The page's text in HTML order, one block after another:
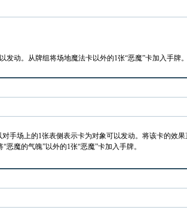
动。从牌组将场地魔法卡以外的1张“恶魔”卡加入手牌。
手场上的1张表侧表示卡为对象可以发动。将该卡的效果
魔的气魄”以外的1张“恶魔”卡加入手牌。